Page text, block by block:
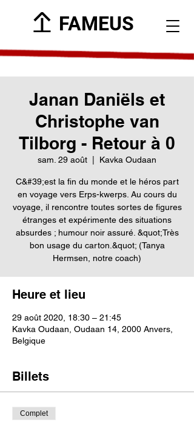
FAMEUS
Janan Daniëls et
Christophe van
Tilborg - Retour à 0
sam. 29 août Kavka Oudaan
C&#39;est la fin du monde et le héros part
en voyage vers Erps-kwerps. Au cours du
voyage, il rencontre toutes sortes de figures
étranges et expérimente des situations
absurdes ; humour noir assuré. &quot;Très
bon usage du carton.&quot; (Tanya
Hermsen, notre coach)
Heure et lieu
29 août 2020, 18:30 – 21:45
Kavka Oudaan, Oudaan 14, 2000 Anvers,
Belgique
Billets
Complet